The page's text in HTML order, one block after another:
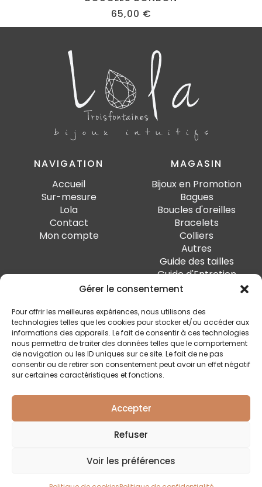
Gérer le consentement
Pour offrir les meilleures expériences, nous utilisons des
technologies telles que les cookies pour stocker et/ou accéder aux
informations des appareils. Le fait de consentir à ces technologies
nous permettra de traiter des données telles que le comportement
de navigation ou les ID uniques sur ce site. Le fait de ne pas
consentir ou de retirer son consentement peut avoir un effet négatif
sur certaines caractéristiques et fonctions.
Accepter
Refuser
Voir les préférences
65,00 €
NAVIGATION
Accueil
Sur-mesure
Lola
Contact
Mon compte
MAGASIN
Bijoux en Promotion
Bagues
Boucles d'oreilles
Bracelets
Colliers
Autres
Guide des tailles
Guide d'Entretien
SUIVEZ-MOI
Quai Marcellis 10, 4020 Liège - BE0 794.477.312
Politique de confidentialité